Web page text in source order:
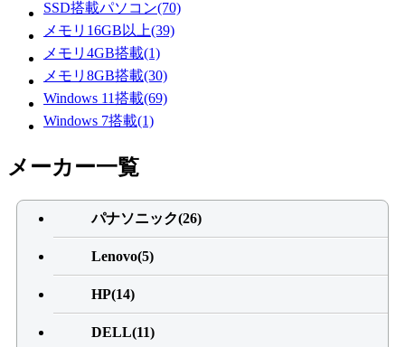
SSD搭載パソコン(70)
メモリ16GB以上(39)
メモリ4GB搭載(1)
メモリ8GB搭載(30)
Windows 11搭載(69)
Windows 7搭載(1)
メーカー一覧
パナソニック(26)
Lenovo(5)
HP(14)
DELL(11)